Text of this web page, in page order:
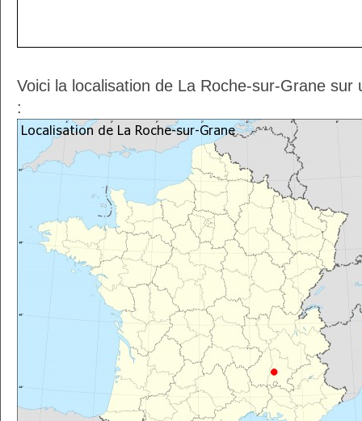
Voici la localisation de La Roche-sur-Grane
: